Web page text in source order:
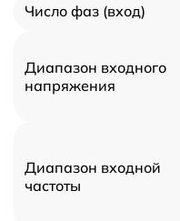
Число фаз (вход)
Диапазон входного
напряжения
Диапазон входной
частоты